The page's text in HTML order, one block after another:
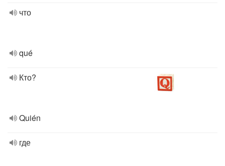
что
qué
Кто?
Quién
где